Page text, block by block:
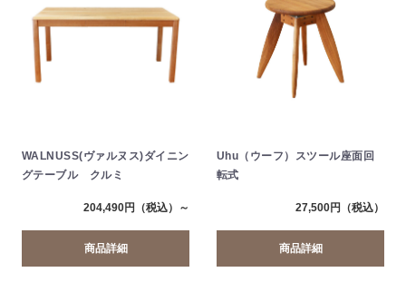
WALNUSS(ヴァルヌス)ダイニン
グテーブル クルミ
204,490円（税込）～
商品詳細
Uhu（ウーフ）スツール座面回
転式
27,500円（税込）
商品詳細